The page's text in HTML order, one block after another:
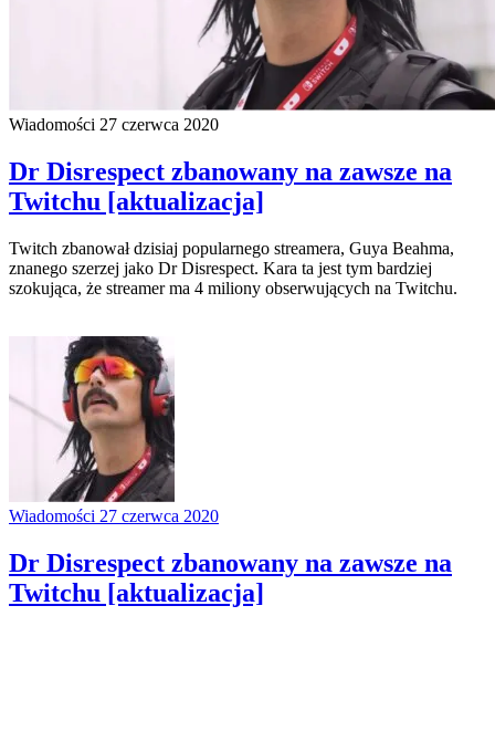
Wiadomości 27 czerwca 2020
Dr Disrespect zbanowany na zawsze na
Twitchu [aktualizacja]
Twitch zbanował dzisiaj popularnego streamera, Guya Beahma,
znanego szerzej jako Dr Disrespect. Kara ta jest tym bardziej
szokująca, że streamer ma 4 miliony obserwujących na Twitchu.
Wiadomości 27 czerwca 2020
Dr Disrespect zbanowany na zawsze na
Twitchu [aktualizacja]